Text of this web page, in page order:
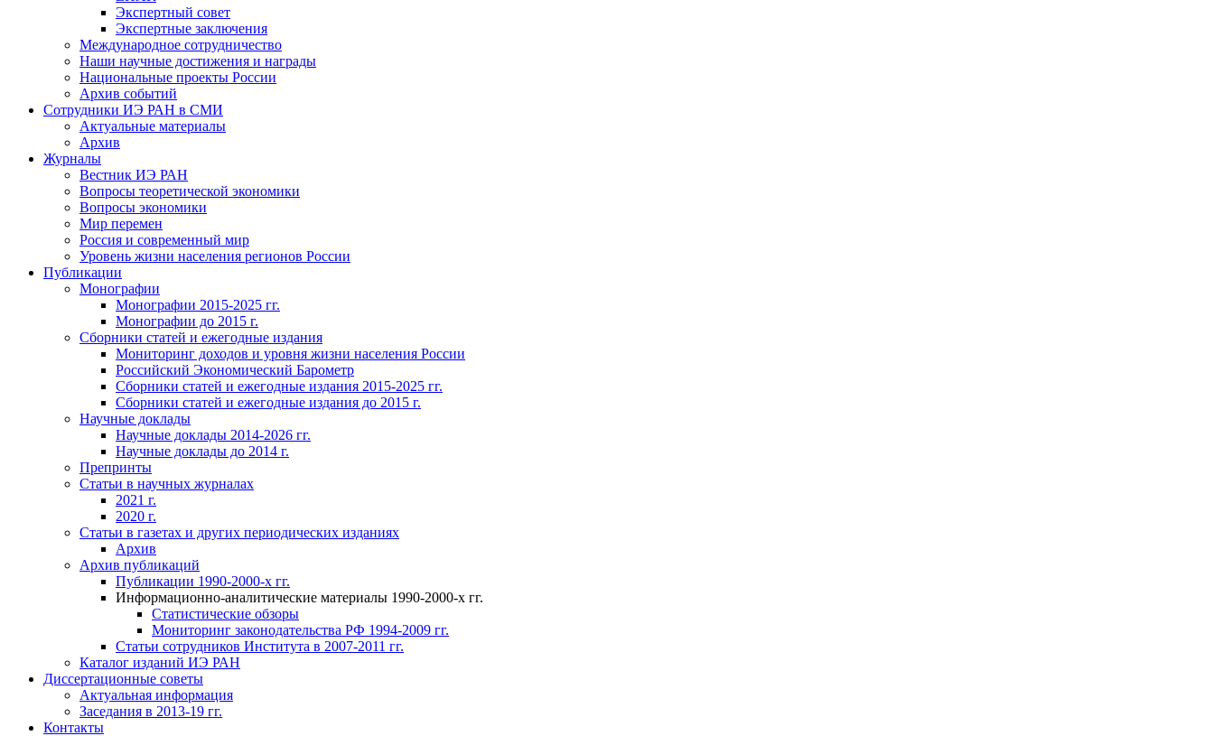
Экспертный совет
Экспертные заключения
Международное сотрудничество
Наши научные достижения и награды
Национальные проекты России
Архив событий
Сотрудники ИЭ РАН в СМИ
Актуальные материалы
Архив
Журналы
Вестник ИЭ РАН
Вопросы теоретической экономики
Вопросы экономики
Мир перемен
Россия и современный мир
Уровень жизни населения регионов России
Публикации
Монографии
Монографии 2015-2025 гг.
Монографии до 2015 г.
Сборники статей и ежегодные издания
Мониторинг доходов и уровня жизни населения России
Российский Экономический Барометр
Сборники статей и ежегодные издания 2015-2025 гг.
Сборники статей и ежегодные издания до 2015 г.
Научные доклады
Научные доклады 2014-2026 гг.
Научные доклады до 2014 г.
Препринты
Статьи в научных журналах
2021 г.
2020 г.
Статьи в газетах и других периодических изданиях
Архив
Архив публикаций
Публикации 1990-2000-х гг.
Информационно-аналитические материалы 1990-2000-х гг.
Статистические обзоры
Мониторинг законодательства РФ 1994-2009 гг.
Статьи сотрудников Института в 2007-2011 гг.
Каталог изданий ИЭ РАН
Диссертационные советы
Актуальная информация
Заседания в 2013-19 гг.
Контакты